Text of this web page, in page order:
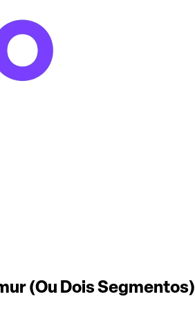
(Ou Dois Segmentos)